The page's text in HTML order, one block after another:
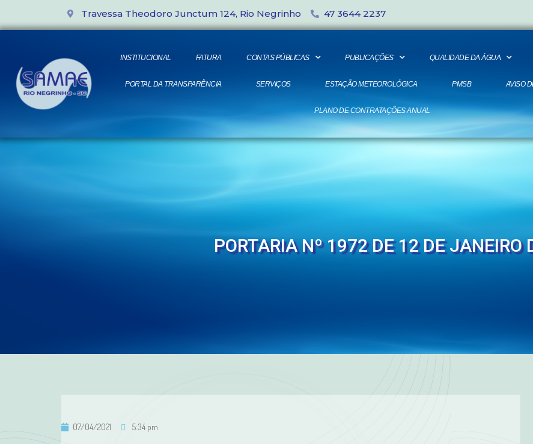
Travessa Theodoro Junctum 124, Rio Negrinho 47 3644 2237
INSTITUCIONAL FATURA CONTAS PÚBLICAS PUBLICAÇÕES QUALIDADE DA ÁGUA
PORTAL DA TRANSPARÊNCIA SERVIÇOS ESTAÇÃO METEOROLÓGICA PMSB AVISO
PLANO DE CONTRATAÇÕES ANUAL
PORTARIA Nº 1972 DE 12 DE JANEIRO
07/04/2021 5:34 pm